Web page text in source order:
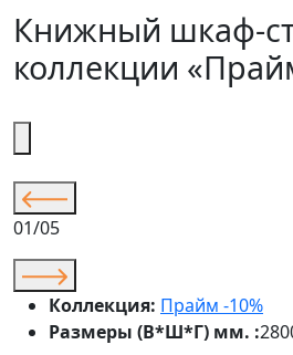
Книжный шкаф-
коллекции
01/05
Коллекция: Прайм -10%
Размеры (В*Ш*Г) мм. :